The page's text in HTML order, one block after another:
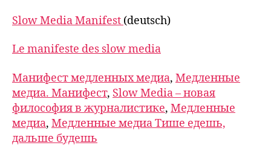
Slow Media Manifest (deutsch)
Le manifeste des slow media
Манифест медленных медиа, Медленные
медиа. Манифест, Slow Media – новая
философия в журналистике, Медленные
медиа, Медленные медиа Тише едешь,
дальше будешь